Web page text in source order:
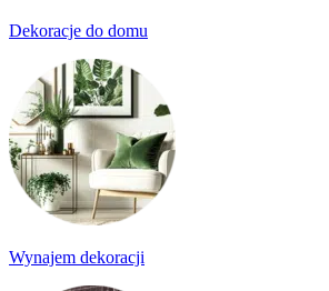
Dekoracje do domu
Wynajem dekoracji